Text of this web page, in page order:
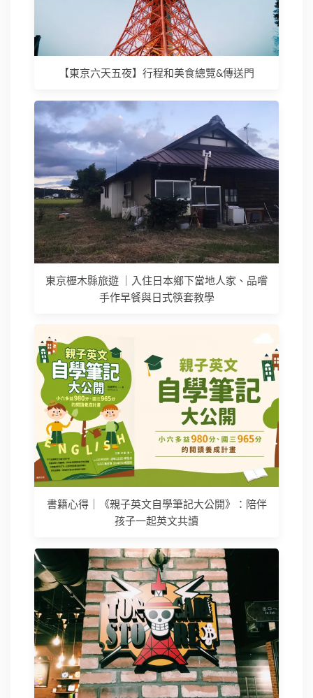
【東京六天五夜】行程和美食總覽&傳送門
東京櫪木縣旅遊 ｜入住日本鄉下當地人家、品嚐
手作早餐與日式筷套教學
書籍心得｜《親子英文自學筆記大公開》：陪伴
孩子一起英文共讀